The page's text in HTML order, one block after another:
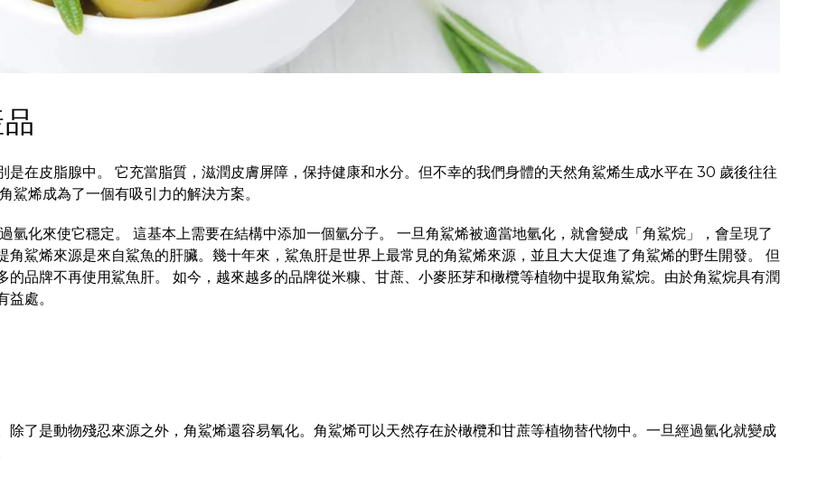
在皮脂腺中。 它充當脂質，滋潤皮膚屏障，保持健康和水分。但不幸的我們身體的天然角鯊烯生成水平在 30 歲後往往
鯊烯成為了一個有吸引力的解決方案。
氫化來使它穩定。 這基本上需要在結構中添加一個氫分子。 一旦角鯊烯被適當地氫化，就會變成「角鯊烷」，會呈現了
鯊烯來源是來自鯊魚的肝臟。幾十年來，鯊魚肝是世界上最常見的角鯊烯來源，並且大大促進了角鯊烯的野生開發。 但
品牌不再使用鯊魚肝。 如今，越來越多的品牌從米糠、甘蔗、小麥胚芽和橄欖等植物中提取角鯊烷。由於角鯊烷具有潤
處。
了是動物殘忍來源之外，角鯊烯還容易氧化。角鯊烯可以天然存在於橄欖和甘蔗等植物替代物中。一旦經過氫化就變成